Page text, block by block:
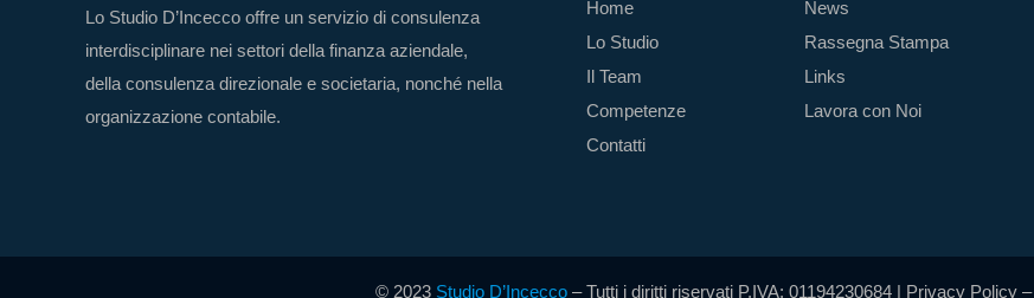
Lo Studio D’Incecco offre un servizio di consulenza
interdisciplinare nei settori della finanza aziendale,
della consulenza direzionale e societaria, nonché nella
organizzazione contabile.
Home
Lo Studio
Il Team
Competenze
Contatti
News
Rassegna Stampa
Links
Lavora con Noi
© 2023 Studio D’Incecco– Tutti i diritti riservati P.IVA: 01194230684 | Privacy Policy–